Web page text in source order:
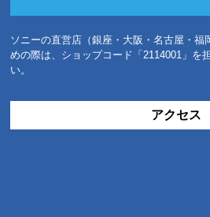
ソニーの直営店（銀座・大阪・名古屋・
めの際は、ショップコード「2114001」を
い。
アクセス